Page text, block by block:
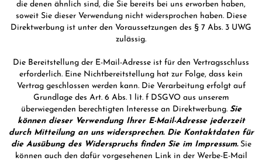
die denen ähnlich sind, die Sie bereits bei uns erworben haben,
soweit Sie dieser Verwendung nicht widersprochen haben. Diese
Direktwerbung ist unter den Voraussetzungen des § 7 Abs. 3 UWG
zulässig.
Die Bereitstellung der E-Mail-Adresse ist für den Vertragsschluss
erforderlich. Eine Nichtbereitstellung hat zur Folge, dass kein
Vertrag geschlossen werden kann. Die Verarbeitung erfolgt auf
Grundlage des Art. 6 Abs. 1 lit. f DSGVO aus unserem
überwiegenden berechtigten Interesse an Direktwerbung. Sie
können dieser Verwendung Ihrer E-Mail-Adresse jederzeit
durch Mitteilung an uns widersprechen. Die Kontaktdaten für
die Ausübung des Widerspruchs finden Sie im Impressum.Sie
können auch den dafür vorgesehenen Link in der Werbe-E-Mail